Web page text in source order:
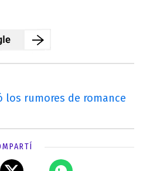
los rumores de romance